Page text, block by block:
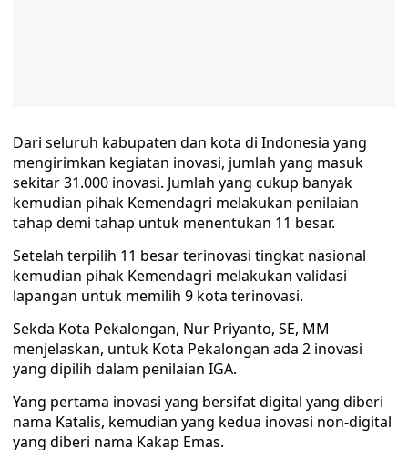
Dari seluruh kabupaten dan kota di Indonesia yang
mengirimkan kegiatan inovasi, jumlah yang masuk
sekitar 31.000 inovasi. Jumlah yang cukup banyak
kemudian pihak Kemendagri melakukan penilaian
tahap demi tahap untuk menentukan 11 besar.
Setelah terpilih 11 besar terinovasi tingkat nasional
kemudian pihak Kemendagri melakukan validasi
lapangan untuk memilih 9 kota terinovasi.
Sekda Kota Pekalongan, Nur Priyanto, SE, MM
menjelaskan, untuk Kota Pekalongan ada 2 inovasi
yang dipilih dalam penilaian IGA.
Yang pertama inovasi yang bersifat digital yang diberi
nama Katalis, kemudian yang kedua inovasi non-digital
yang diberi nama Kakap Emas.